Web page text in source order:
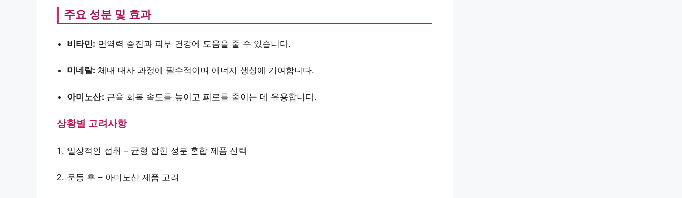
주요 성분 및 효과
비타민: 면역력 증진과 피부 건강에 도움을 줄 수 있습니다.
미네랄: 체내 대사 과정에 필수적이며 에너지 생성에 기여합니다.
아미노산: 근육 회복 속도를 높이고 피로를 줄이는 데 유용합니다.
상황별 고려사항
일상적인 섭취 – 균형 잡힌 성분 혼합 제품 선택
운동 후 – 아미노산 제품 고려